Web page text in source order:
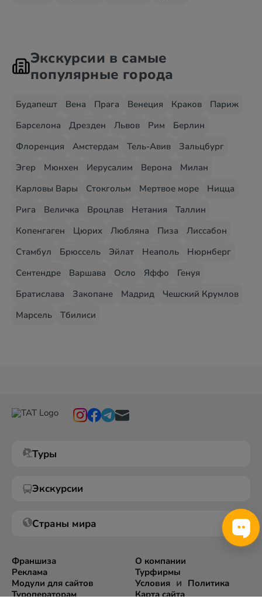
Экскурсии в самые
популярные города
Будапешт Вена Прага Венеция Краков
Париж
Барселона
Дрезден Львов Рим
Берлин
Флоренция
Амстердам Тель-Авив
Зальцбург
Эгер
Мюнхен Иерусалим Верона
Милан
Карловы Вары
Стокгольм Мертвое море
Ницца
Рига
Величка Вроцлав Нетания
Таллин
Копенгаген
Цюрих Любляна Пиза
Лиссабон
Стамбул
Брюссель Эйлат Неаполь
Нюрнберг
Сентендре
Варшава Осло Яффо
Генуя
Братислава
Закопане Мадрид
Чешский Крумлов
Марсель
Тбилиси
Туры
Экскурсии
Страны мира
Франшиза
Реклама
Модули для сайтов
Туроператорам
О компании
Турфирмы
Условияи Политика
Карта сайта